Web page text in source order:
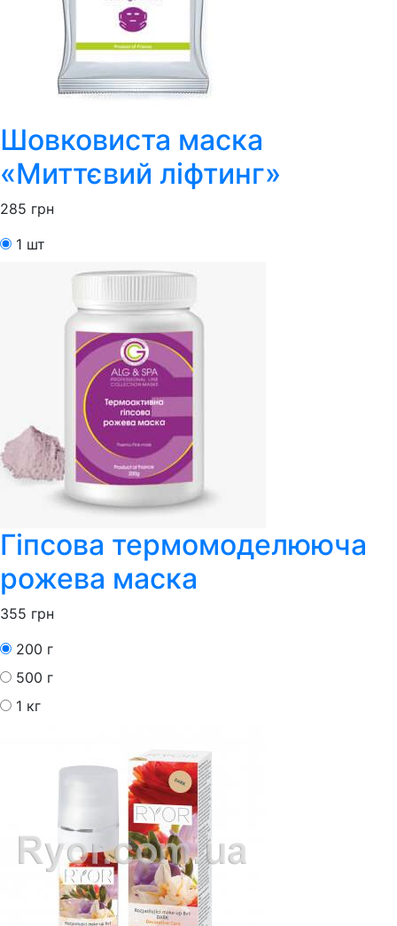
Шовковиста маска
«Миттєвий ліфтинг»
285 грн
1 шт
Гіпсова термомоделююча
рожева маска
355 грн
200 г
500 г
1 кг